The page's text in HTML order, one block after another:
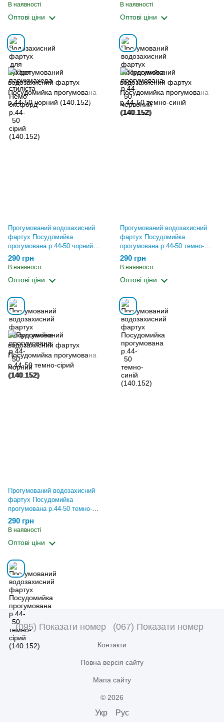
В наявності
Оптові ціни
В наявності
Оптові ціни
Прогумований водозахисний
фартух Посудомийка
прогумована р.44-50 чорний
(140.152)
290 грн
В наявності
Оптові ціни
Прогумований водозахисний
фартух Посудомийка
прогумована р.44-50 темно-
синій (140.152)
290 грн
В наявності
Оптові ціни
Прогумований водозахисний
фартух Посудомийка
прогумована р.44-50 темно-
сірий (140.152)
290 грн
В наявності
Оптові ціни
(095) Показати номер (067) Показати номер
Контакти
Повна версія сайту
Мапа сайту
© 2026
Укр Рус